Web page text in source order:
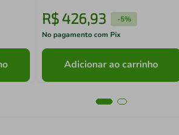
R$426,93 -5%
No pagamento com Pix
Adicionar ao carrinho